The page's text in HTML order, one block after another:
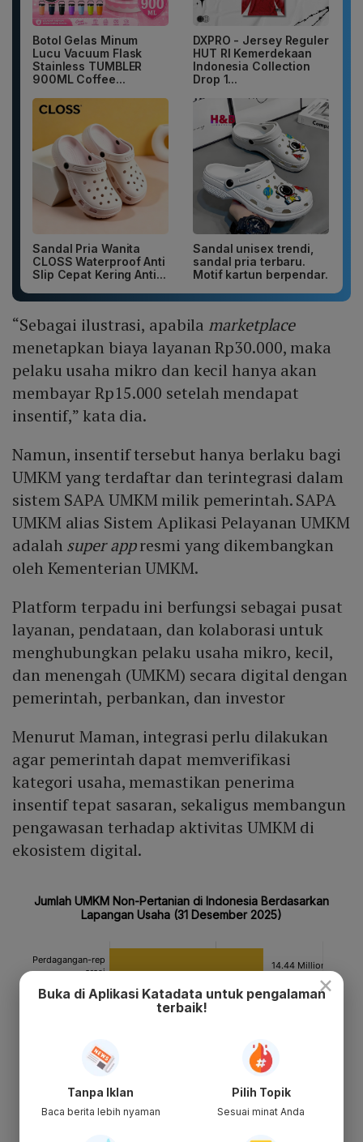
Botol Gelas Minum
Lucu Vacuum Flask
Stainless TUMBLER
900ML Coffee...
DXPRO - Jersey Reguler
HUT RI Kemerdekaan
Indonesia Collection
Drop 1...
Sandal Pria Wanita
CLOSS Waterproof Anti
Slip Cepat Kering Anti...
Sandal unisex trendi,
sandal pria terbaru.
Motif kartun berpendar.
“Sebagai ilustrasi, apabila marketplace
menetapkan biaya layanan Rp30.000, maka
pelaku usaha mikro dan kecil hanya akan
membayar Rp15.000 setelah mendapat
insentif,” kata dia.
Namun, insentif tersebut hanya berlaku bagi
UMKM yang terdaftar dan terintegrasi dalam
sistem SAPA UMKM milik pemerintah. SAPA
UMKM alias Sistem Aplikasi Pelayanan UMKM
adalah super appresmi yang dikembangkan
oleh Kementerian UMKM.
Platform terpadu ini berfungsi sebagai pusat
layanan, pendataan, dan kolaborasi untuk
menghubungkan pelaku usaha mikro, kecil,
dan menengah (UMKM) secara digital dengan
pemerintah, perbankan, dan investor
Menurut Maman, integrasi perlu dilakukan
agar pemerintah dapat memverifikasi
kategori usaha, memastikan penerima
insentif tepat sasaran, sekaligus membangun
pengawasan terhadap aktivitas UMKM di
ekosistem digital.
×
Buka di Aplikasi Katadata untuk pengalaman
terbaik!
Tanpa Iklan
Baca berita lebih nyaman
Pilih Topik
Sesuai minat Anda